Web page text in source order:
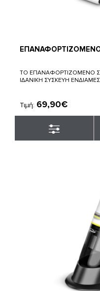
ΕΠΑΝΑΦΟΡΤΙΖΟΜΕΝΟ
ΤΟ ΕΠΑΝΑΦΟΡΤΙΖΟΜΕΝΟ
ΙΔΑΝΙΚΗ ΣΥΣΚΕΥΗ
Τιμή: 69,90€